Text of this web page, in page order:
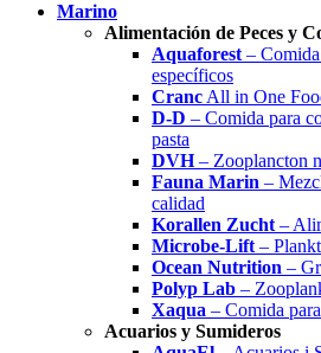
Marino
Alimentación de Peces y
Aquaforest –
específicos
Cranc All in One
D-D – Comida para
pasta
DVH– Zooplancton
Fauna Marin –
calidad
Korallen Zucht –
Microbe-Lift –
Ocean Nutrition –
Polyp Lab –
Xaqua – Comida
Acuarios y Sumideros